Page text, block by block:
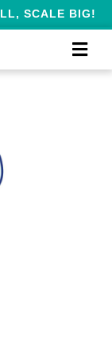
SCALE BIG!